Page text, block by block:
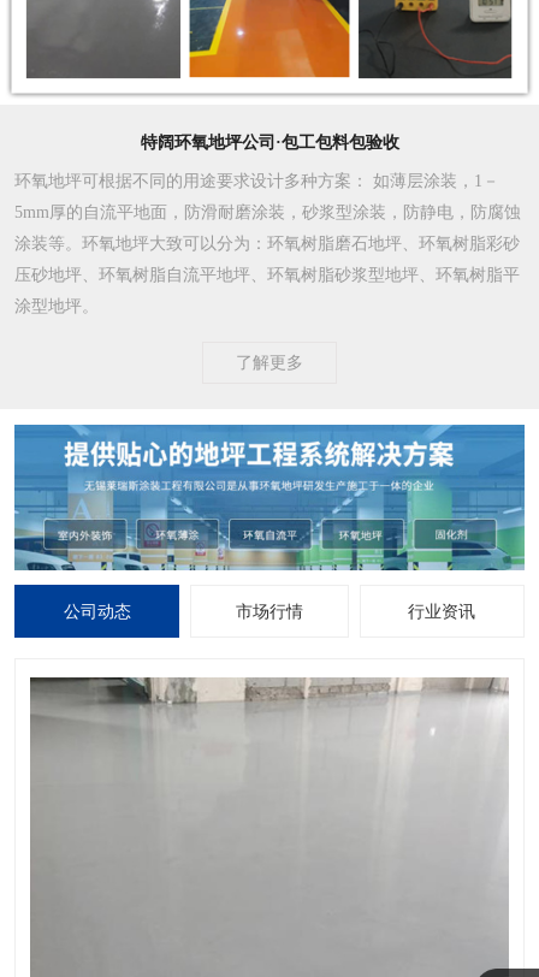
特阔环氧地坪公司·包工包料包验收
环氧地坪可根据不同的用途要求设计多种方案 ： 如薄层涂装，1－
5mm厚的自流平地面，防滑耐磨涂装，砂浆型涂装，防静电，防腐蚀
涂装等。环氧地坪大致可以分为：环氧树脂磨石地坪、环氧树脂彩砂
压砂地坪、环氧树脂自流平地坪、环氧树脂砂浆型地坪、环氧树脂平
涂型地坪。
了解更多
公司动态 市场行情 行业资讯